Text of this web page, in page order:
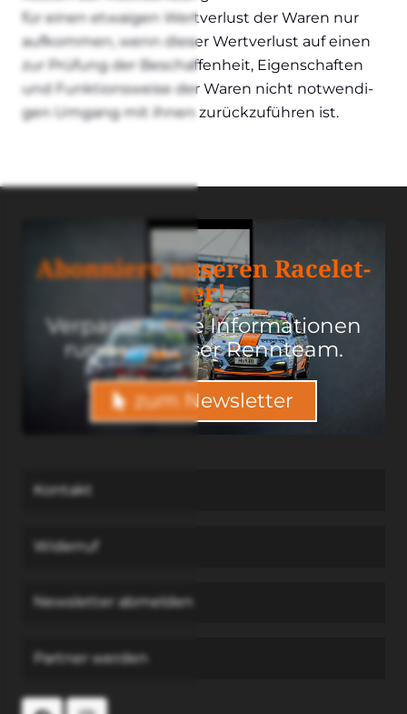
für einen etwa­igen Wert­ver­lust der Waren nur
auf­kom­men, wenn die­ser Wert­ver­lust auf einen
zur Prü­fung der Beschaf­fen­heit, Eigen­schaf­ten
und Funk­ti­ons­wei­se der Waren nicht not­wen­di­
gen Umgang mit ihnen zurück­zu­füh­ren ist.
Abon­nie­re unse­ren Race­let­
ter!
Ver­pas­se kei­ne Infor­ma­tio­nen
rund um unser Renn­team.
zum Newsletter
Kon­takt
Wider­ruf
News­let­ter abmel­den
Part­ner wer­den